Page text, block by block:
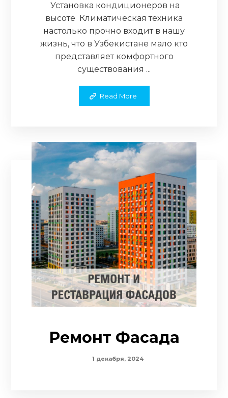
Установка кондиционеров на
высоте Климатическая техника
настолько прочно входит в нашу
жизнь, что в Узбекистане мало кто
представляет комфортного
существования ...
Read More
Ремонт Фасада
1 декабря, 2024